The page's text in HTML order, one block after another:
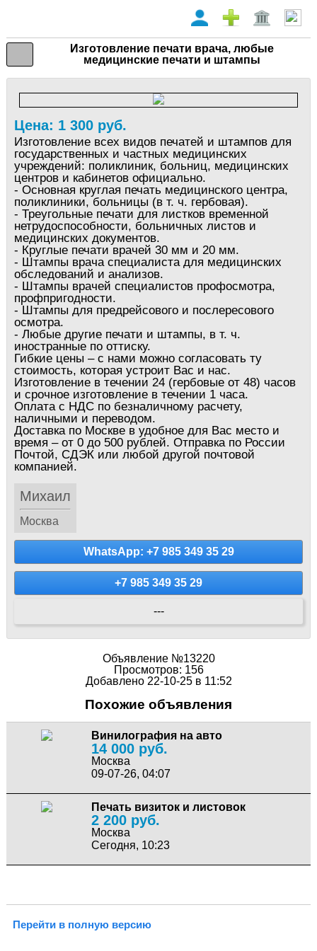
Изготовление печати врача, любые
медицинские печати и штампы
Цена: 1 300 руб.
Изготовление всех видов печатей и штампов для
государственных и частных медицинских
учреждений: поликлиник, больниц, медицинских
центров и кабинетов официально.
- Основная круглая печать медицинского центра,
поликлиники, больницы (в т. ч. гербовая).
- Треугольные печати для листков временной
нетрудоспособности, больничных листов и
медицинских документов.
- Круглые печати врачей 30 мм и 20 мм.
- Штампы врача специалиста для медицинских
обследований и анализов.
- Штампы врачей специалистов профосмотра,
профпригодности.
- Штампы для предрейсового и послересового
осмотра.
- Любые другие печати и штампы, в т. ч.
иностранные по оттиску.
Гибкие цены – с нами можно согласовать ту
стоимость, которая устроит Вас и нас.
Изготовление в течении 24 (гербовые от 48) часов
и срочное изготовление в течении 1 часа.
Оплата с НДС по безналичному расчету,
наличными и переводом.
Доставка по Москве в удобное для Вас место и
время – от 0 до 500 рублей. Отправка по России
Почтой, СДЭК или любой другой почтовой
компанией.
Михаил
Москва
WhatsApp: +7 985 349 35 29
+7 985 349 35 29
---
Объявление №13220
Просмотров: 156
Добавлено 22-10-25 в 11:52
Похожие объявления
Винилография на авто
14 000 руб.
Москва
09-07-26, 04:07
Печать визиток и листовок
2 200 руб.
Москва
Сегодня, 10:23
Перейти в полную версию